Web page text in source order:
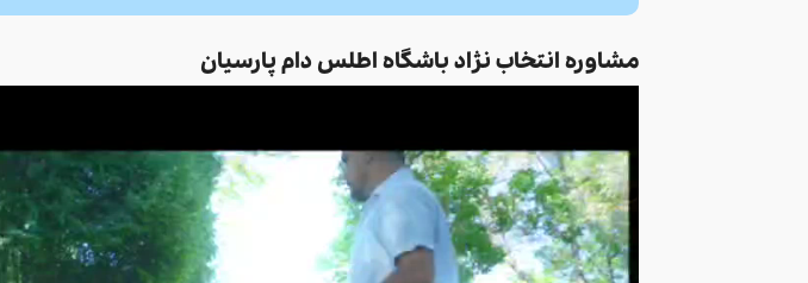
مشاوره انتخاب نژاد باشگاه اطلس دام پارسیان